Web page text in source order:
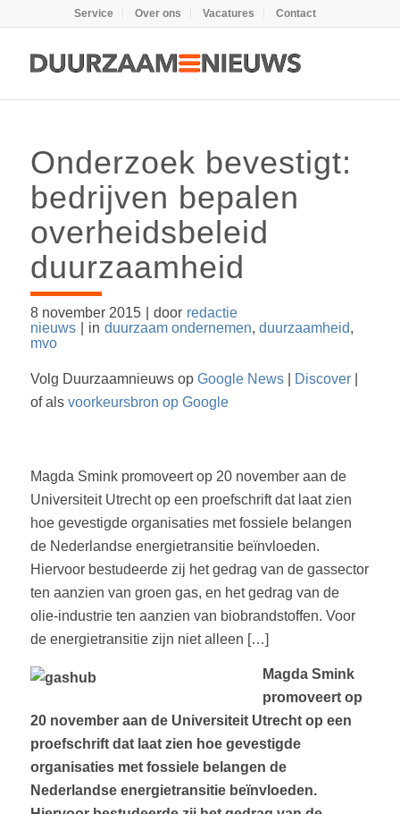
Service Over ons Vacatures Contact
Onderzoek bevestigt:
bedrijven bepalen
overheidsbeleid
duurzaamheid
8 november 2015 door redactie
nieuws
in duurzaam ondernemen, duurzaamheid,
mvo
Volg Duurzaamnieuws op Google News| Discover|
of als voorkeursbron op Google
Magda Smink promoveert op 20 november aan de
Universiteit Utrecht op een proefschrift dat laat zien
hoe gevestigde organisaties met fossiele belangen
de Nederlandse energietransitie beïnvloeden.
Hiervoor bestudeerde zij het gedrag van de gassector
ten aanzien van groen gas, en het gedrag van de
olie-industrie ten aanzien van biobrandstoffen. Voor
de energietransitie zijn niet alleen […]
Magda Smink
promoveert op
20 november aan de Universiteit Utrecht op een
proefschrift dat laat zien hoe gevestigde
organisaties met fossiele belangen de
Nederlandse energietransitie beïnvloeden.